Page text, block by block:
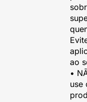
ao
•
use